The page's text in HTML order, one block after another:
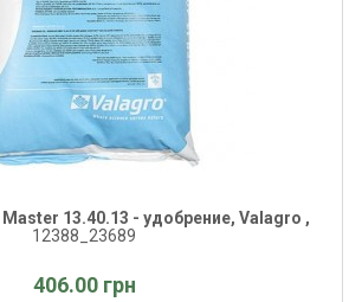
13.40.13 - удобрение, Valagro ,
12388_23689
406.00 грн